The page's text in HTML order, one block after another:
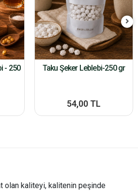
- 250
Taku Şeker Leblebi-250 gr
54,00 TL
olan kaliteyi, kalitenin peşinde